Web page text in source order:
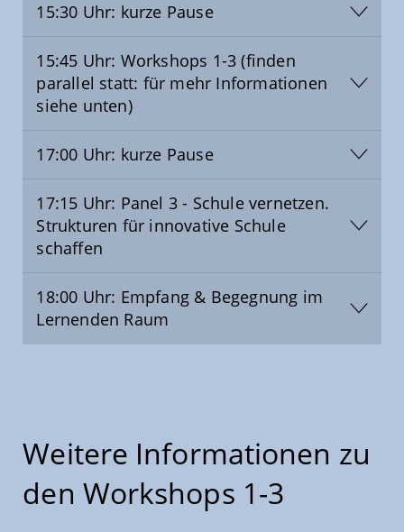
15:30 Uhr: kurze Pause
15:45 Uhr: Workshops 1-3 (finden
parallel statt: für mehr Informationen
siehe unten)
17:00 Uhr: kurze Pause
17:15 Uhr: Panel 3 - Schule vernetzen.
Strukturen für innovative Schule
schaffen
18:00 Uhr: Empfang & Begegnung im
Lernenden Raum
Weitere Informationen zu
den Workshops 1-3